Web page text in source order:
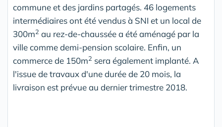
commune et des jardins partagés. 46 logements
intermédiaires ont été vendus à SNI et un local de
300m2 au rez-de-chaussée a été aménagé par la
ville comme demi-pension scolaire. Enfin, un
commerce de 150m2 sera également implanté. A
l'issue de travaux d'une durée de 20 mois, la
livraison est prévue au dernier trimestre 2018.